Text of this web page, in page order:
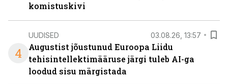
komistuskivi
4
UUDISED 03.08.26, 13:57
Augustist jõustunud Euroopa Liidu
tehisintellektimääruse järgi tuleb AI-ga
loodud sisu märgistada